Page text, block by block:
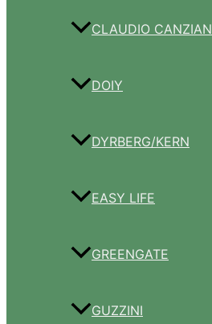
CLAUDIO CANZIAN
DOIY
DYRBERG/KERN
EASY LIFE
GREENGATE
GUZZINI